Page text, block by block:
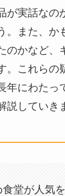
が実話なの
。また、か
のかなど、
。これらの
年にわたっ
説していき
食堂が人気